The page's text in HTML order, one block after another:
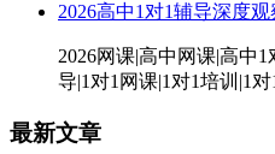
2026高中1对1辅导深度观
2026网课|高中网课|高中
导|1对1网课|1对1培训|1对
最新文章